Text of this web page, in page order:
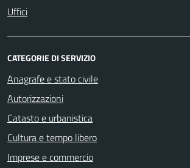
Uffici
CATEGORIE DI SERVIZIO
Anagrafe e stato civile
Autorizzazioni
Catasto e urbanistica
Cultura e tempo libero
Imprese e commercio